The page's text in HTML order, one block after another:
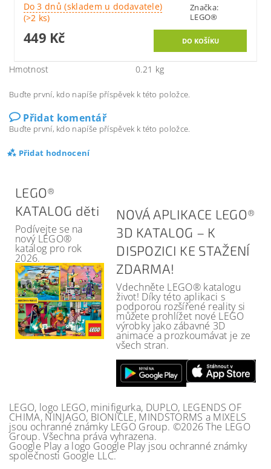
Do 3 dnů (skladem u dodavatele)
(>2 ks)
Značka:
LEGO®
449 Kč
Hmotnost 0.21 kg
Buďte první, kdo napíše příspěvek k této položce.
Přidat komentář
Buďte první, kdo napíše příspěvek k této položce.
Přidat hodnocení
LEGO®
KATALOG děti
Podívejte se na
nový LEGO®
katalog pro rok
2026.
NOVÁ APLIKACE LEGO®
3D KATALOG – K
DISPOZICI KE STAŽENÍ
ZDARMA!
Vdechněte LEGO® katalogu
život! Díky této aplikaci s
podporou rozšířené reality si
můžete prohlížet nové LEGO
výrobky jako zábavné 3D
animace a prozkoumávat je ze
všech stran.
LEGO, logo LEGO, minifigurka, DUPLO, LEGENDS OF
CHIMA, NINJAGO, BIONICLE, MINDSTORMS a MIXELS
jsou ochranné známky LEGO Group. ©2026 The LEGO
Group. Všechna práva vyhrazena.
Google Play a logo Google Play jsou ochranné známky
společnosti Google LLC.